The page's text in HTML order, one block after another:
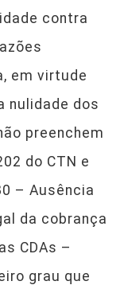
contra
em virtude
nulidade dos
preenchem
do CTN e
– Ausência
da cobrança
CDAs –
grau que